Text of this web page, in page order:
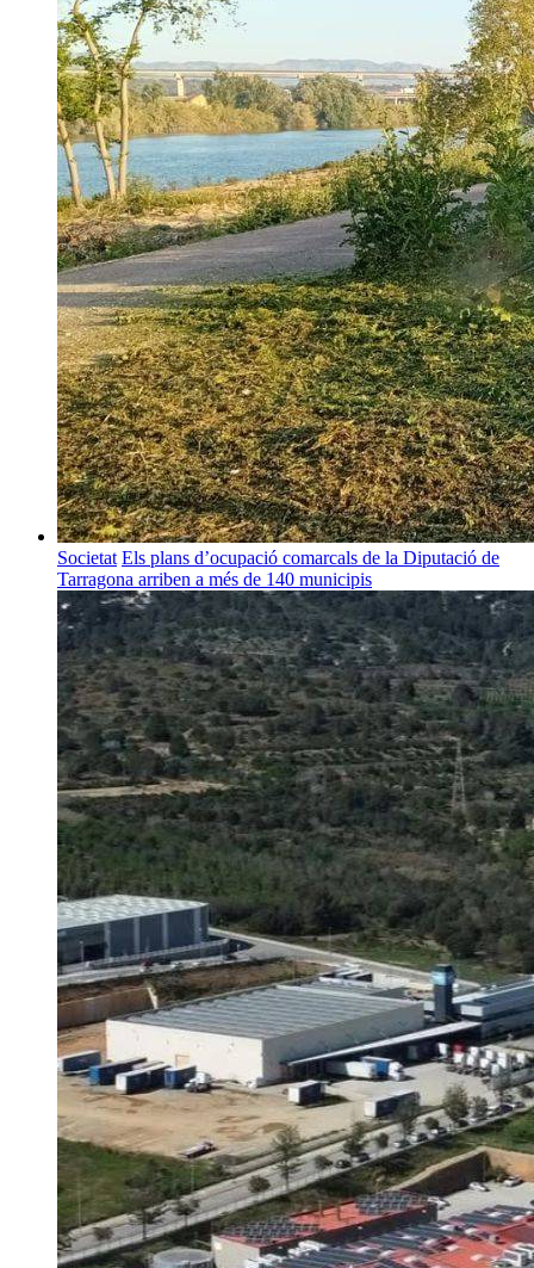
Societat Els plans d’ocupació comarcals de la Diputació de
Tarragona arriben a més de 140 municipis